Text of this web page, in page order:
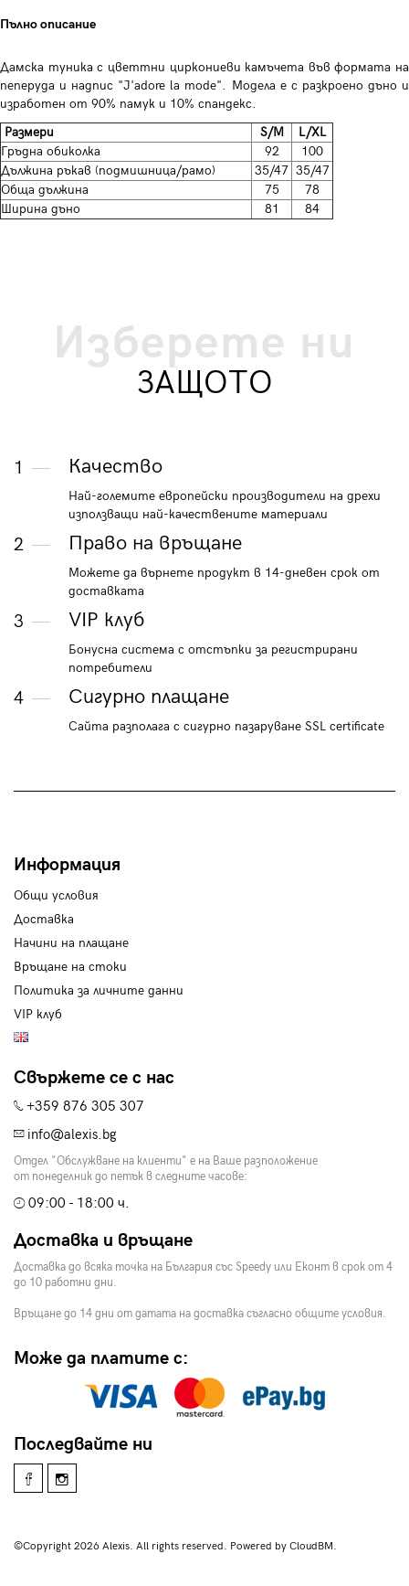
Пълно описание
Дамска туника с цветтни циркониеви камъчета във формата на
пеперуда и надпис "J'adore la mode". Модела е с разкроено дъно и
изработен от 90% памук и 10% спандекс.
Размери
S/M
L/XL
Гръдна обиколка
92
100
Дължина ръкав (подмишница/рамо)
35/47 35/47
Обща дължина
75
78
Ширина дъно
81 84
Изберете ни
ЗАЩОТО
1 Качество
Най-големите европейски производители на дрехи
използващи най-качествените материали
2 Право на връщане
Можете да върнете продукт в 14-дневен срок от
доставката
3 VIP клуб
Бонусна система с отстъпки за регистрирани
потребители
4 Сигурно плащане
Сайта разполага с сигурно пазаруване SSL certificate
Информация
Общи условия
Доставка
Начини на плащане
Връщане на стоки
Политика за личните данни
VIP клуб
Свържете се с нас
+359 876 305 307
info@alexis.bg
Отдел "Обслужване на клиенти" е на Ваше разположение
от понеделник до петък в следните часове:
09:00 - 18:00 ч.
Доставка и връщане
Доставка до всяка точка на България със Speedy или Еконт в срок от 4
до 10 работни дни.
Връщане до 14 дни от датата на доставка съгласно общите условия.
Може да платите с:
Последвайте ни
©Copyright 2026 Alexis. All rights reserved. Powered by CloudBM.